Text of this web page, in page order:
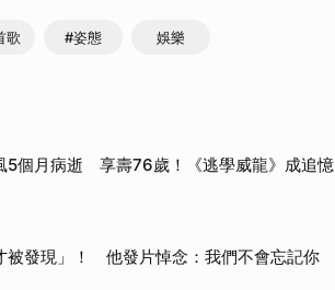
歌 #姿態 娛樂
5個月病逝 享壽76歲！《逃學威龍》成追憶
被發現」！ 他發片悼念：我們不會忘記你